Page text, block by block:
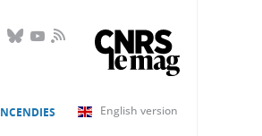
RSS
English version